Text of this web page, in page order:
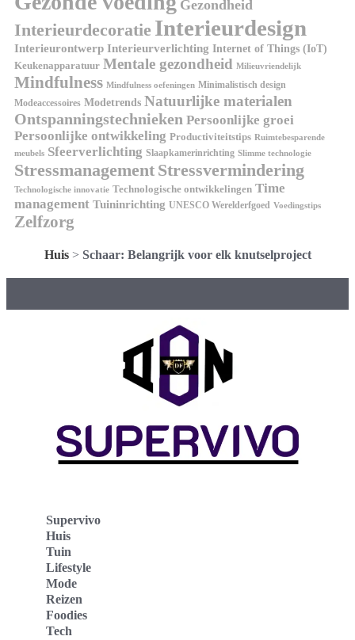
Gezondheid
Interieurdecoratie Interieurdesign
Interieurontwerp Interieurverlichting Internet of Things (IoT)
Keukenapparatuur Mentale gezondheid Milieuvriendelijk
Mindfulness Mindfulness oefeningen Minimalistisch design
Modeaccessoires Modetrends Natuurlijke materialen
Ontspanningstechnieken Persoonlijke groei
Persoonlijke ontwikkeling Productiviteitstips Ruimtebesparende
meubels Sfeerverlichting Slaapkamerinrichting Slimme technologie
Stressmanagement Stressvermindering
Technologische innovatie Technologische ontwikkelingen Time
management Tuininrichting UNESCO Werelderfgoed Voedingstips
Zelfzorg
Huis> Schaar: Belangrijk voor elk knutselproject
Supervivo
Huis
Tuin
Lifestyle
Mode
Reizen
Foodies
Tech